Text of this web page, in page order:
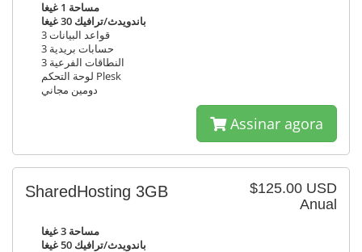
مساحة 1 غيغا
باندويدث/ترافيك 30 غيغا
قواعد البيانات 3
حسابات بريدية 3
النطاقات الفرعية 3
لوحة التحكم Plesk
دومين مجاني
Assinar agora
$125.00 USD
Anual
SharedHosting 3GB
مساحة 3 غيغا
باندويدث/ترافيك 50 غيغا